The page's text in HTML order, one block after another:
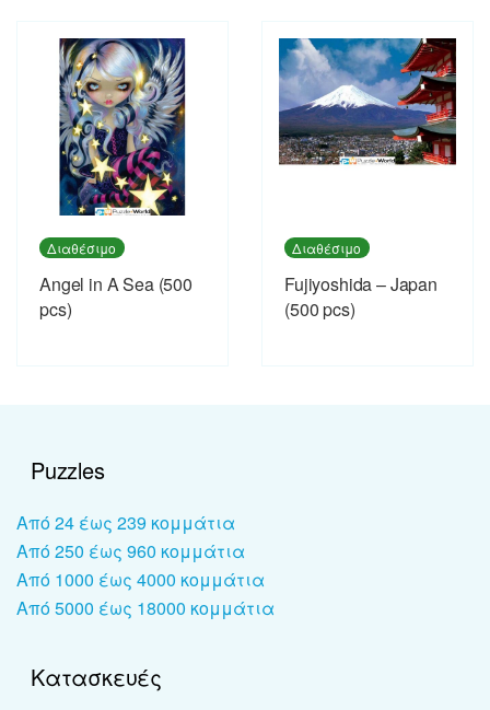
Διαθέσιμο
Angel in A Sea (500
pcs)
Διαθέσιμο
Fujiyoshida – Japan
(500 pcs)
Puzzles
Από 24 έως 239 κομμάτια
Από 250 έως 960 κομμάτια
Από 1000 έως 4000 κομμάτια
Από 5000 έως 18000 κομμάτια
Κατασκευές